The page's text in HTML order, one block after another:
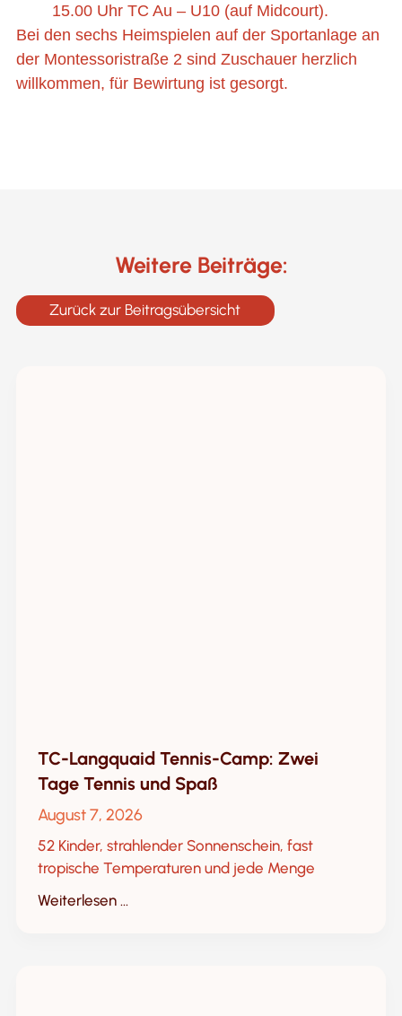
15.00 Uhr TC Au – U10 (auf Midcourt).
Bei den sechs Heimspielen auf der Sportanlage an
der Montessoristraße 2 sind Zuschauer herzlich
willkommen, für Bewirtung ist gesorgt.
Weitere Beiträge:
Zurück zur Beitragsübersicht
TC-Langquaid Tennis-Camp: Zwei
Tage Tennis und Spaß
August 7, 2026
52 Kinder, strahlender Sonnenschein, fast
tropische Temperaturen und jede Menge
Weiterlesen ...